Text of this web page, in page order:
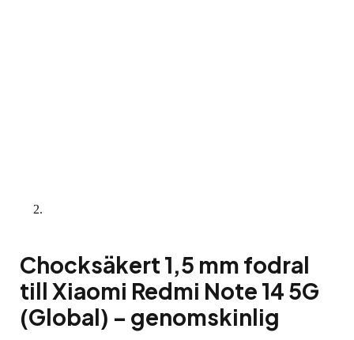
Chocksäkert 1,5 mm fodral
till Xiaomi Redmi Note 14 5G
(Global) – genomskinlig